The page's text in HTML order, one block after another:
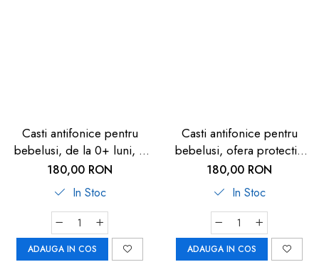
Casti antifonice pentru
bebelusi, de la 0+ luni, 2
bentite reglabile, SNR 25,
verde, MINI
180,00 RON
In Stoc
ADAUGA IN COS
Casti antifonice pentru
bebelusi, ofera protectie
auditiva de la 0+ luni, 2
bentite reglabile, SNR 25,
roz, SCHALLWERK MINI
180,00 RON
In Stoc
ADAUGA IN COS